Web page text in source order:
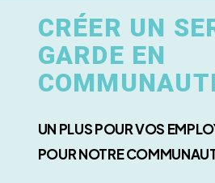
CRÉER UN
GARDE EN
UN PLUS POUR VOS
POUR NOTRE